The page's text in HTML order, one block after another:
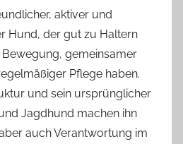
aktiver und
Hund, der gut zu Haltern
Bewegung, gemeinsamer
Pflege haben.
und sein ursprünglicher
Jagdhund machen ihn
auch Verantwortung im